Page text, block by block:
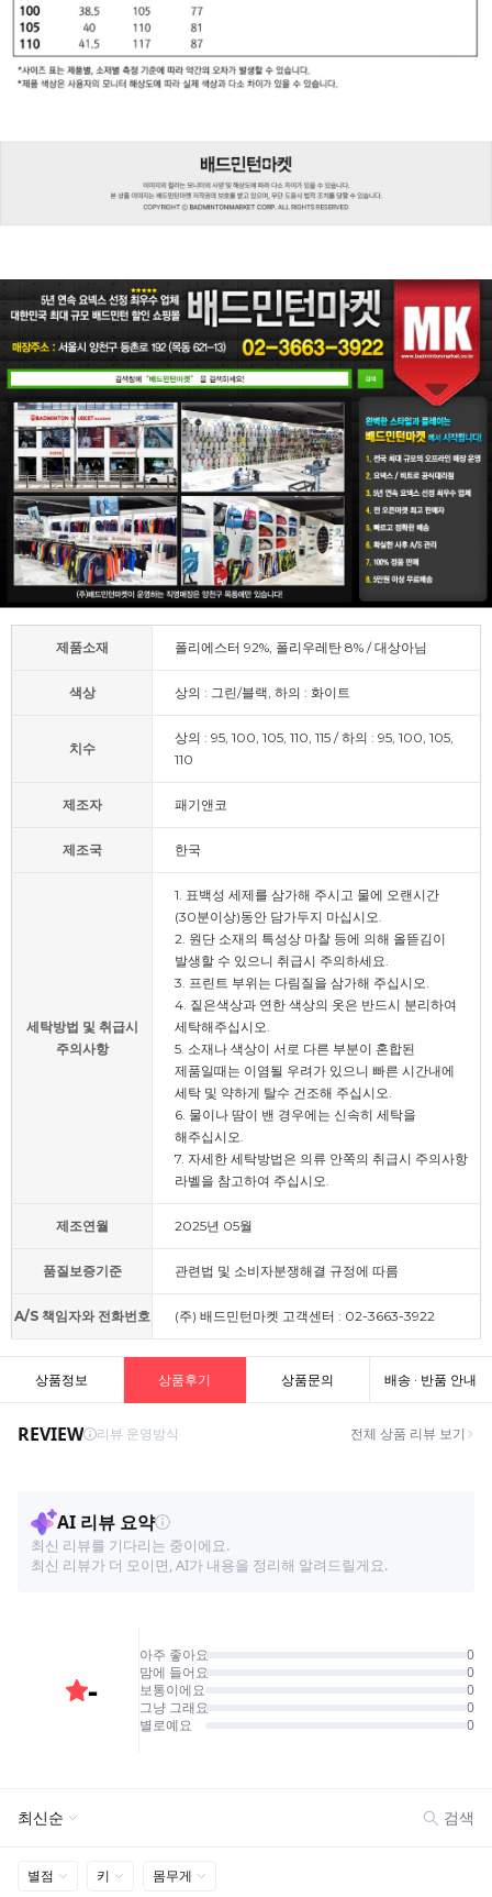
제품소재 폴리에스터 92%, 폴리우레탄 8% / 대상아님
색상 상의 : 그린/블랙, 하의 : 화이트
치수
상의 : 95, 100, 105, 110, 115 / 하의 : 95, 100, 105,
110
제조자 패기앤코
제조국 한국
세탁방법 및 취급시
주의사항
1. 표백성 세제를 삼가해 주시고 물에 오랜시간
(30분이상)동안 담가두지 마십시오.
2. 원단 소재의 특성상 마찰 등에 의해 올뜯김이
발생할 수 있으니 취급시 주의하세요.
3. 프린트 부위는 다림질을 삼가해 주십시오.
4. 짙은색상과 연한 색상의 옷은 반드시 분리하여
세탁해주십시오.
5. 소재나 색상이 서로 다른 부분이 혼합된
제품일때는 이염될 우려가 있으니 빠른 시간내에
세탁 및 약하게 탈수 건조해 주십시오.
6. 물이나 땀이 밴 경우에는 신속히 세탁을
해주십시오.
7. 자세한 세탁방법은 의류 안쪽의 취급시 주의사항
라벨을 참고하여 주십시오.
제조연월 2025년 05월
품질보증기준 관련법 및 소비자분쟁해결 규정에 따름
A/S 책임자와 전화번호 (주) 배드민턴마켓 고객센터 : 02-3663-3922
상품정보 상품후기 상품문의 배송 · 반품 안내